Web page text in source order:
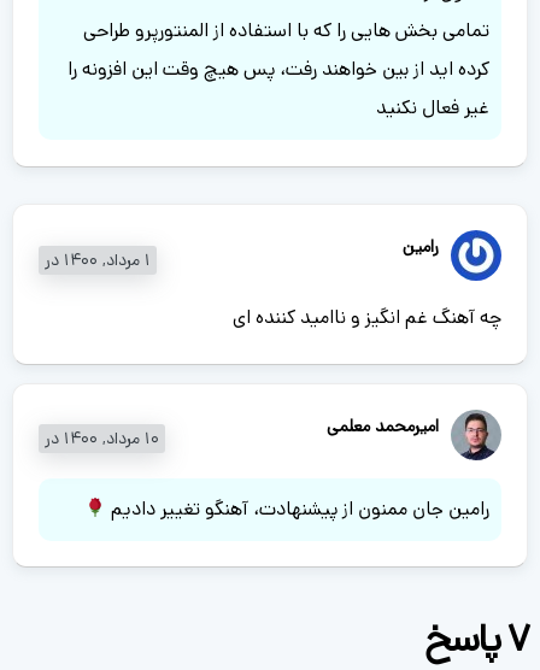
7 پاسخ
تمامی بخش هایی را که با استفاده از المنتورپرو طراحی
کرده اید از بین خواهند رفت، پس هیچ وقت این افزونه را
غیر فعال نکنید
رامین
1 مرداد, 1400 در
چه آهنگ غم انگیز و ناامید کننده ای
امیرمحمد معلمی
10 مرداد, 1400 در
رامین جان ممنون از پیشنهادت، آهنگو تغییر دادیم